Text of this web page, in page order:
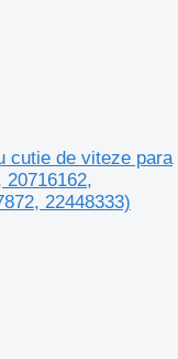
cutie de viteze para
20716162,
22448333)